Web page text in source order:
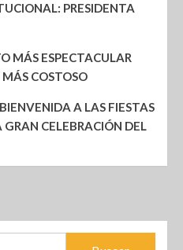
PRESIDENTA
MÁS ESPECTACULAR
COSTOSO
A LAS FIESTAS
CELEBRACIÓN DEL